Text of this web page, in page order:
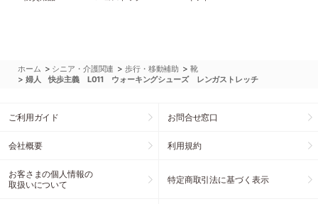
ホーム > シニア・介護関連 >歩行・移動補助 > 靴
> 婦人 快歩主義 L011 ウォーキングシューズ レンガストレッチ
ご利用ガイド お問合せ窓口
会社概要 利用規約
お客さまの個人情報の
取扱いについて
特定商取引法に基づく表示